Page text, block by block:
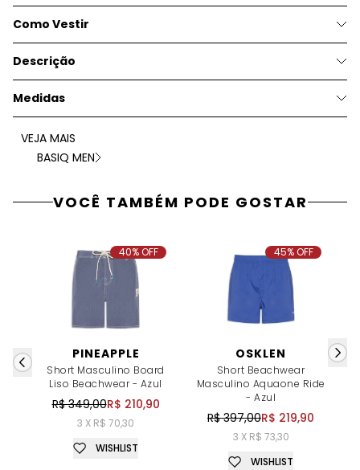
Como Vestir
Descrição
Medidas
VEJA MAIS
BASIQ MEN
VOCÊ TAMBÉM PODE GOSTAR
PINEAPPLE
Short Masculino Board
Liso Beachwear - Azul
R$ 349,00R$ 210,90
3 X R$ 70,30
40% OFF
WISHLIST
OSKLEN
Short Beachwear
Masculino Aquaone Ride
- Azul
R$ 397,00R$ 219,90
3 X R$ 73,30
45% OFF
WISHLIST